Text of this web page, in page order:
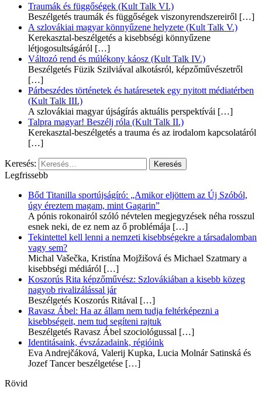
Traumák és függőségek (Kult Talk VI.)
Beszélgetés traumák és függőségek viszonyrendszereiről […]
A szlovákiai magyar könnyűzene helyzete (Kult Talk V.)
Kerekasztal-beszélgetés a kisebbségi könnyűzene
létjogosultságáról […]
Változó rend és múlékony káosz (Kult Talk IV.)
Beszélgetés Füzik Szilviával alkotásról, képzőművészetről
[…]
Párbeszédes történetek és határesetek egy nyitott médiatérben
(Kult Talk III.)
A szlovákiai magyar újságírás aktuális perspektívái […]
Talpra magyar! Beszélj róla (Kult Talk II.)
Kerekasztal-beszélgetés a trauma és az irodalom kapcsolatáról
[…]
Keresés:
Legfrissebb
Bőd Titanilla sportújságíró: „Amikor eljöttem az Új Szóból,
úgy éreztem magam, mint Gagarin”
A pónis rokonairól szóló névtelen megjegyzések néha rosszul
esnek neki, de ez nem az ő problémája […]
Tekintettel kell lenni a nemzeti kisebbségekre a társadalomban
vagy sem?
Michal Vašečka, Kristína Mojžišová és Michael Szatmary a
kisebbségi médiáról […]
Koszorús Rita képzőművész: Szlovákiában a kisebb közeg
nagyob rivalizálással jár
Beszélgetés Koszorús Ritával […]
Ravasz Ábel: Ha az állam nem tudja feltérképezni a
kisebbségeit, nem tud segíteni rajtuk
Beszélgetés Ravasz Ábel szociológussal […]
Identitásaink, évszázadaink, régióink
Eva Andrejčáková, Valerij Kupka, Lucia Molnár Satinská és
Jozef Tancer beszélgetése […]
Rövid